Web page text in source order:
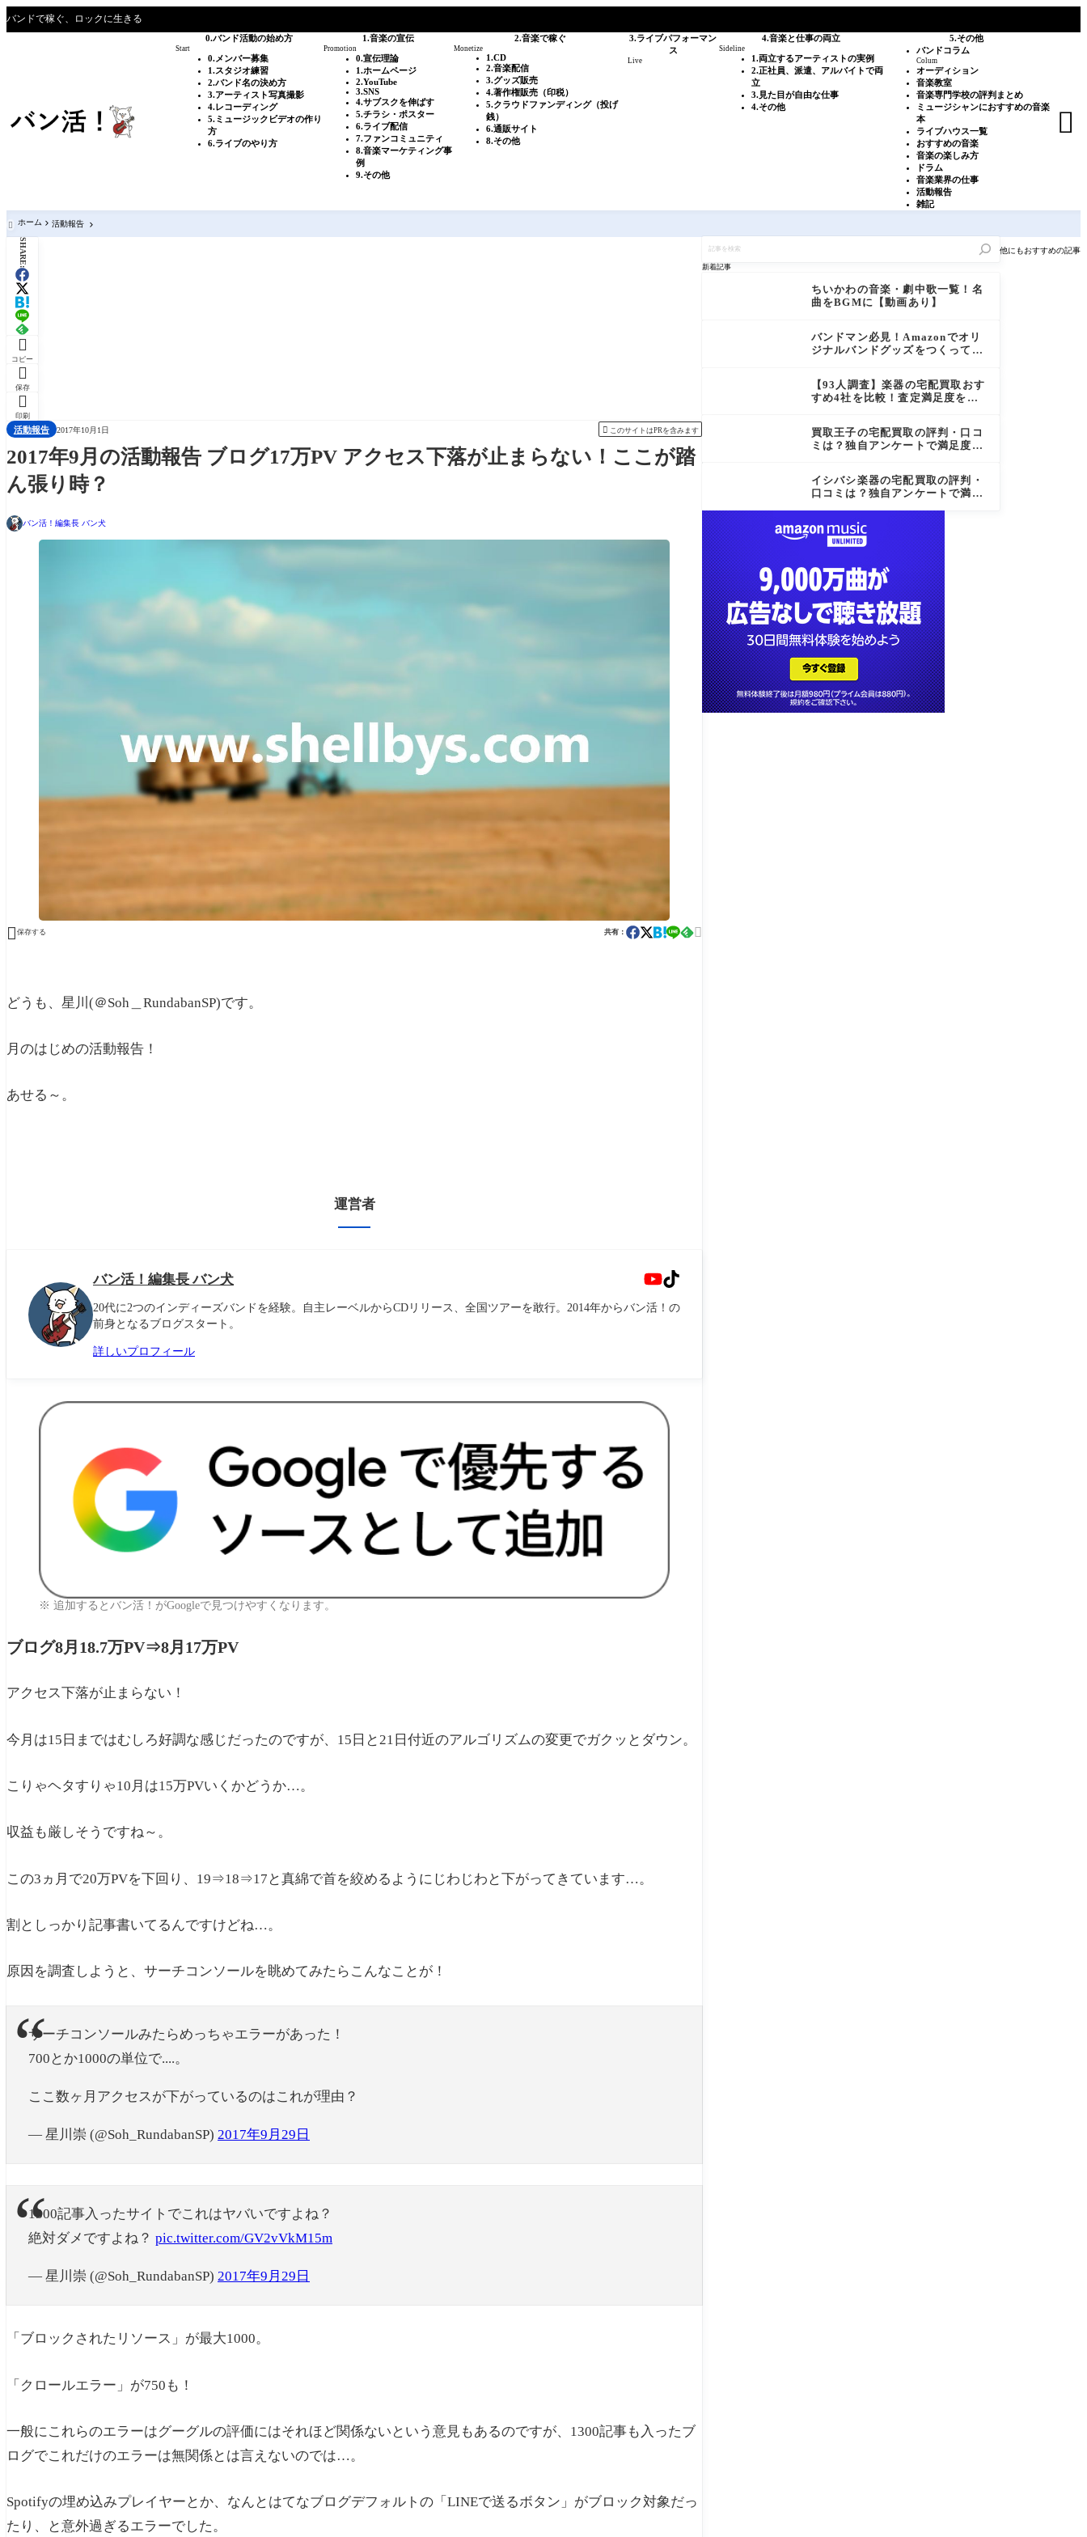
バンドで稼ぐ、ロックに生きる
0.バンド活動の始め方
Start
0.メンバー募集
1.スタジオ練習
2.バンド名の決め方
3.アーティスト写真撮影
4.レコーディング
5.ミュージックビデオの作り
方
6.ライブのやり方
1.音楽の宣伝
Promotion
0.宣伝理論
1.ホームページ
2.YouTube
3.SNS
4.サブスクを伸ばす
5.チラシ・ポスター
6.ライブ配信
7.ファンコミュニティ
8.音楽マーケティング事
例
9.その他
2.音楽で稼ぐ
Monetize
1.CD
2.音楽配信
3.グッズ販売
4.著作権販売（印税）
5.クラウドファンディング（投げ
銭）
6.通販サイト
8.その他
3.ライブパフォーマン
ス
Live
4.音楽と仕事の両立
Sideline
1.両立するアーティストの実例
2.正社員、派遣、アルバイトで両
立
3.見た目が自由な仕事
4.その他
5.その他
バンドコラム
Colum
オーディション
音楽教室
音楽専門学校の評判まとめ
ミュージシャンにおすすめの音楽
本
ライブハウス一覧
おすすめの音楽
音楽の楽しみ方
ドラム
音楽業界の仕事
活動報告
雑記

 ホーム 活動報告
SHARE:

コピー

保存

印刷
活動報告 2017年10月1日  このサイトはPRを含みます
2017年9月の活動報告 ブログ17万PV アクセス下落が止まらない！ここが踏
ん張り時？
バン活！編集長 バン犬
 保存する 共有： 
どうも、星川(＠Soh＿RundabanSP)です。
月のはじめの活動報告！
あせる～。
運営者
バン活！編集長 バン犬
20代に2つのインディーズバンドを経験。自主レーベルからCDリリース、全国ツアーを敢行。2014年からバン活！の
前身となるブログスタート。
詳しいプロフィール
※ 追加するとバン活！がGoogleで見つけやすくなります。
ブログ8月18.7万PV⇒8月17万PV
アクセス下落が止まらない！
今月は15日まではむしろ好調な感じだったのですが、15日と21日付近のアルゴリズムの変更でガクッとダウン。
こりゃヘタすりゃ10月は15万PVいくかどうか…。
収益も厳しそうですね～。
この3ヵ月で20万PVを下回り、19⇒18⇒17と真綿で首を絞めるようにじわじわと下がってきています…。
割としっかり記事書いてるんですけどね…。
原因を調査しようと、サーチコンソールを眺めてみたらこんなことが！
サーチコンソールみたらめっちゃエラーがあった！
700とか1000の単位で....。
ここ数ヶ月アクセスが下がっているのはこれが理由？
— 星川崇 (@Soh_RundabanSP) 2017年9月29日
1300記事入ったサイトでこれはヤバいですよね？
絶対ダメですよね？ pic.twitter.com/GV2vVkM15m
— 星川崇 (@Soh_RundabanSP) 2017年9月29日
「ブロックされたリソース」が最大1000。
「クロールエラー」が750も！
一般にこれらのエラーはグーグルの評価にはそれほど関係ないという意見もあるのですが、1300記事も入ったブ
ログでこれだけのエラーは無関係とは言えないのでは…。
Spotifyの埋め込みプレイヤーとか、なんとはてなブログデフォルトの「LINEで送るボタン」がブロック対象だっ
たり、と意外過ぎるエラーでした。
を
検
新着記事
ちいかわの音楽・劇中歌一覧！名
曲をBGMに【動画あり】
バンドマン必見！Amazonでオリ
ジナルバンドグッズをつくって売
and
【93人調査】楽器の宅配買取おす
すめ4社を比較！査定満足度を徹
買取王子の宅配買取の評判・口コ
ミは？独自アンケートで満足度を
イシバシ楽器の宅配買取の評判・
口コミは？独自アンケートで満足
他にもおすすめの記事